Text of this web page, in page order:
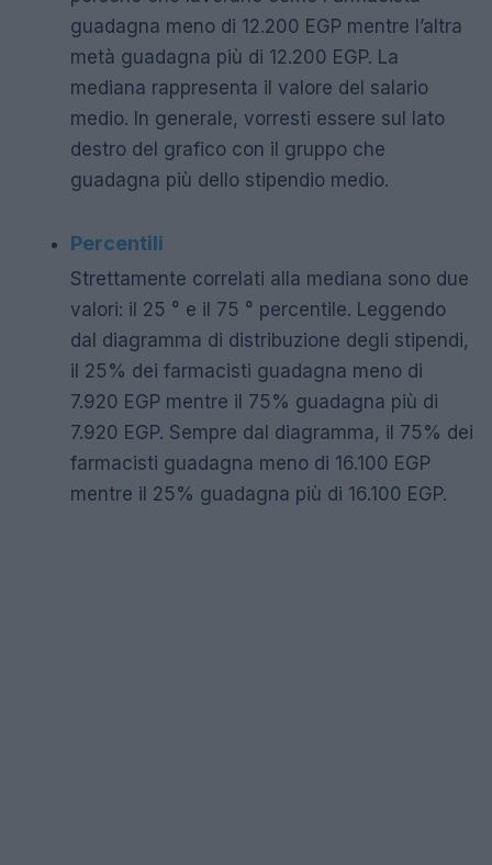
guadagna meno di 12.200 EGP mentre l’altra
metà guadagna più di 12.200 EGP. La
mediana rappresenta il valore del salario
medio. In generale, vorresti essere sul lato
destro del grafico con il gruppo che
guadagna più dello stipendio medio.
Percentili
Strettamente correlati alla mediana sono due
valori: il 25 ° e il 75 ° percentile. Leggendo
dal diagramma di distribuzione degli stipendi,
il 25% dei farmacisti guadagna meno di
7.920 EGP mentre il 75% guadagna più di
7.920 EGP. Sempre dal diagramma, il 75% dei
farmacisti guadagna meno di 16.100 EGP
mentre il 25% guadagna più di 16.100 EGP.